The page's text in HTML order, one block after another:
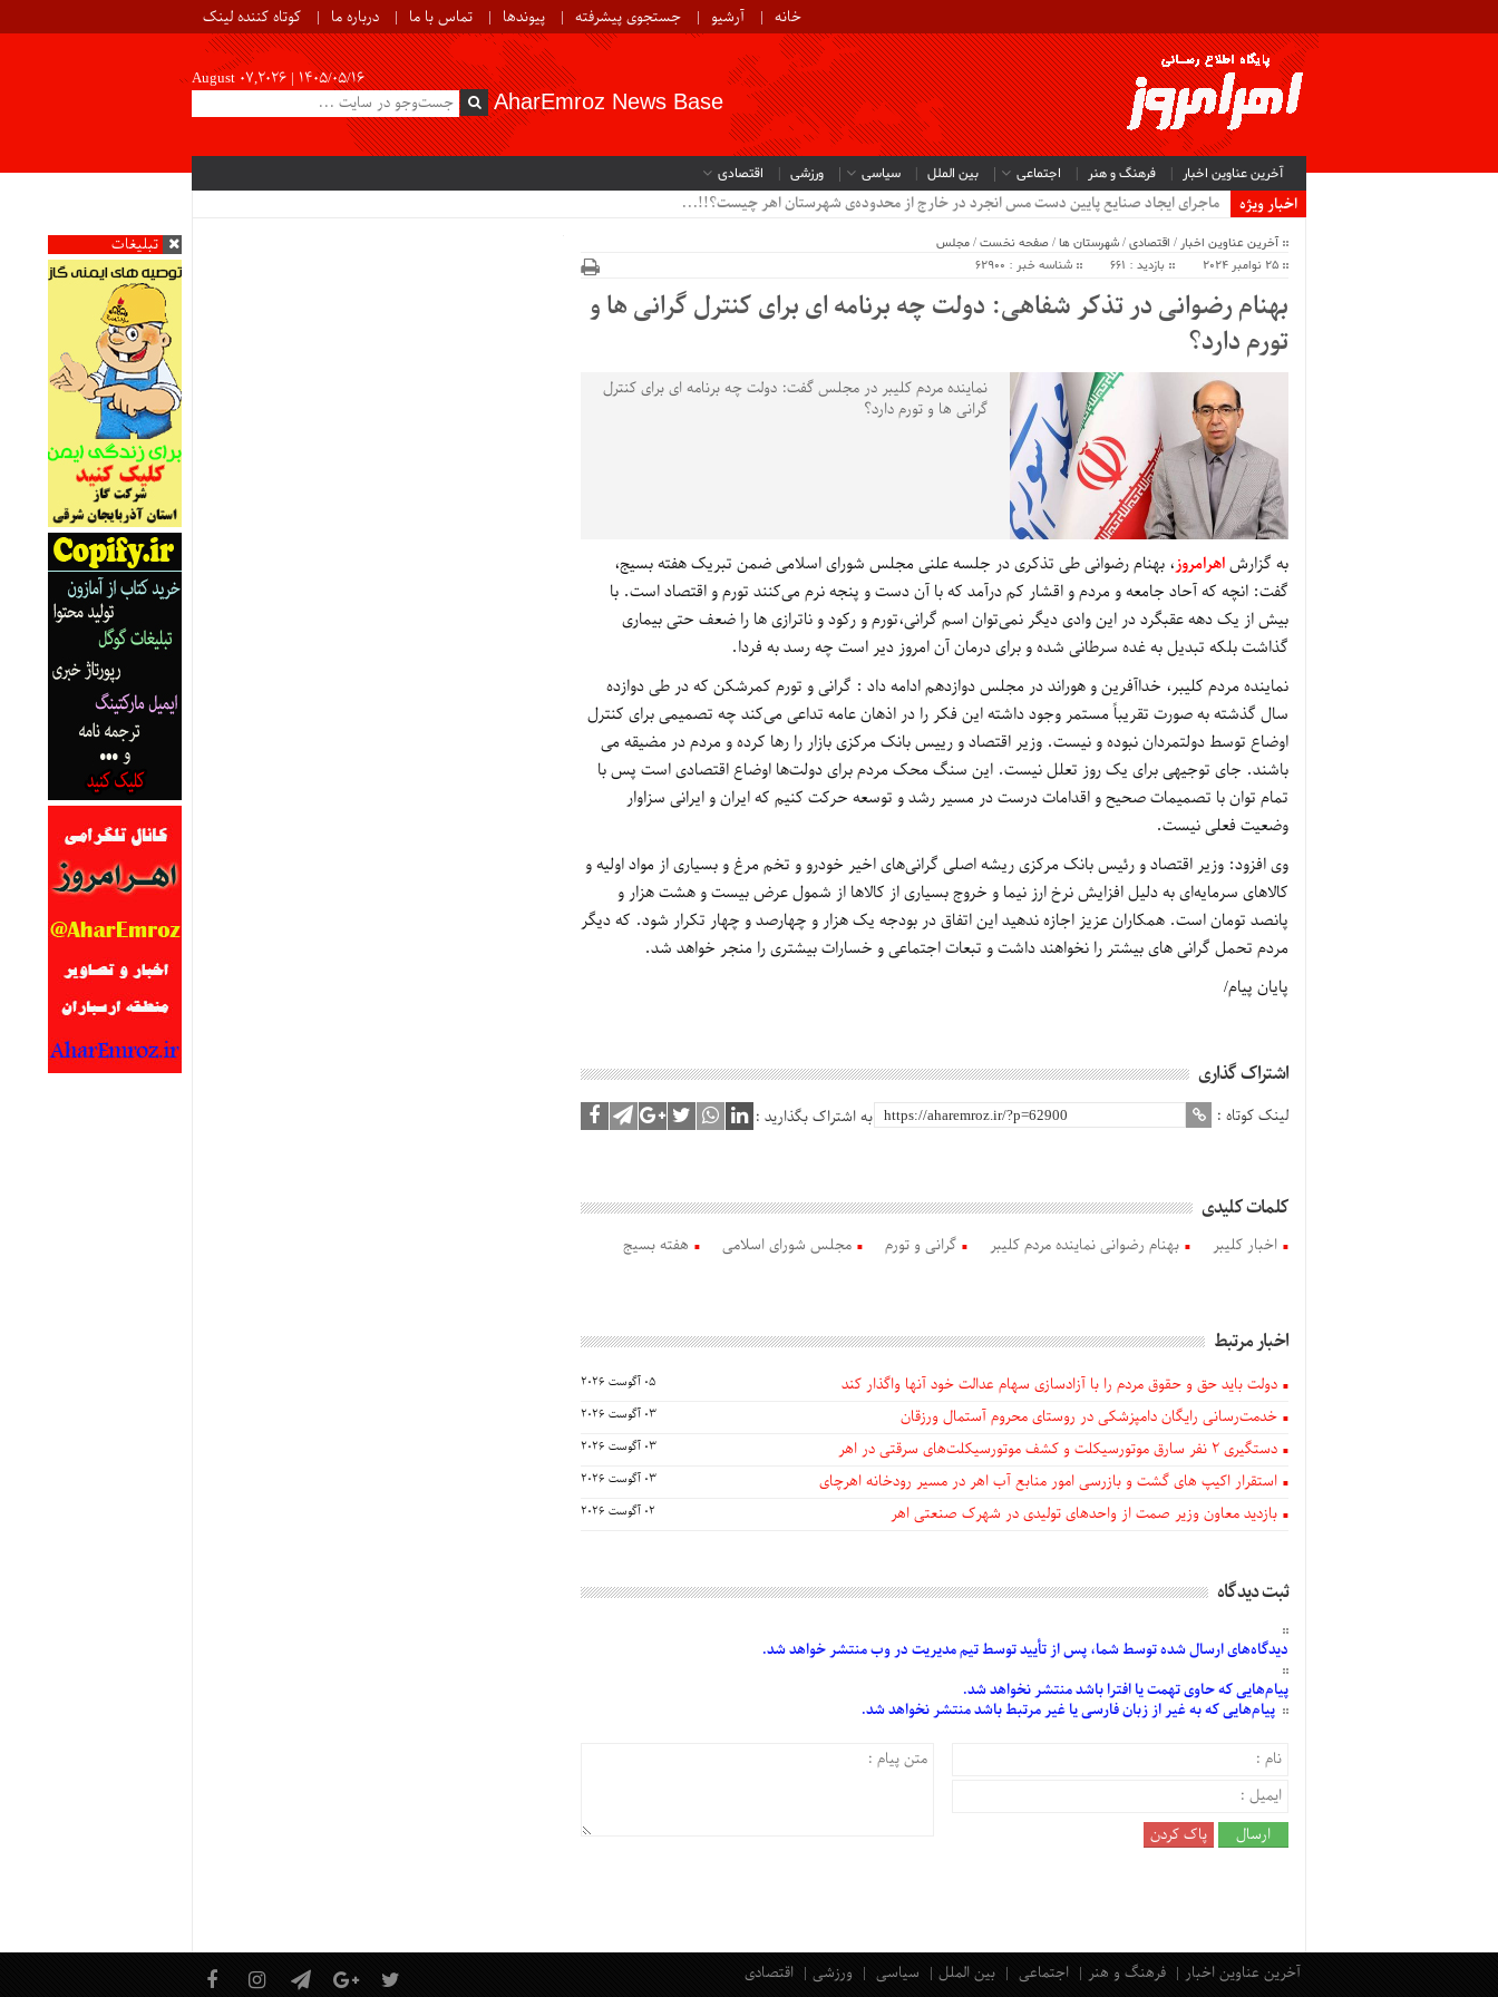
خانه آرشیو جستجوی پیشرفته پیوندها تماس با ما درباره ما کوتاه کننده لینک
August 07,2026 | ۱۴۰۵/۰۵/۱۶
AharEmroz News Base
آخرین عناوین اخبار فرهنگ و هنر اجتماعی بین الملل سیاسی ورزشی اقتصادی
اخبار ویژه
ماجرای ایجاد صنایع پایین دست مس انجرد در خارج از محدوده‌ی شهرستان اهر چیست؟!!...
تبلیغات
آخرین عناوین اخبار / اقتصادی/شهرستان ها/صفحه نخست/مجلس
25 نوامبر 2024
بازدید : 661 شناسه خبر : 62900
بهنام رضوانی در تذکر شفاهی: دولت چه برنامه ای برای کنترل گرانی ها و
تورم دارد؟
نماینده مردم کلیبر در مجلس گفت: دولت چه برنامه ای برای کنترل
گرانی ها و تورم دارد؟
به گزارشاهرامروز، بهنام رضوانی طی تذکری در جلسه علنی مجلس شورای اسلامی ضمن تبریک هفته بسیج،
گفت: انچه که آحاد جامعه و مردم و اقشار کم درآمد که با آن دست و پنجه نرم می‌کنند تورم و اقتصاد است. با
بیش از یک دهه عقبگرد در این وادی دیگر نمی‌توان اسم گرانی،تورم و رکود و ناترازی ها را ضعف حتی بیماری
گذاشت بلکه تبدیل به غده سرطانی شده و برای درمان آن امروز دیر است چه رسد به فردا.
نماینده مردم کلیبر، خداآفرین و هوراند در مجلس دوازدهم ادامه داد : گرانی و تورم کمرشکن که در طی دوازده
سال گذشته به صورت تقریباً مستمر وجود داشته این فکر را در اذهان عامه تداعی می‌کند چه تصمیمی برای کنترل
اوضاع توسط دولتمردان نبوده و نیست. وزیر اقتصاد و رییس بانک مرکزی بازار را رها کرده و مردم در مضیقه می
باشند. جای توجیهی برای یک روز تعلل نیست. این سنگ محک مردم برای دولت‌ها اوضاع اقتصادی است پس با
تمام توان با تصمیمات صحیح و اقدامات درست در مسیر رشد و توسعه حرکت کنیم که ایران و ایرانی سزاوار
وضعیت فعلی نیست.
وی افزود: وزیر اقتصاد و رئیس بانک مرکزی ریشه اصلی گرانی‌های اخیر خودرو و تخم مرغ و بسیاری از مواد اولیه و
کالاهای سرمایه‌ای به دلیل افزایش نرخ ارز نیما و خروج بسیاری از کالاها از شمول عرض بیست و هشت هزار و
پانصد تومان است. همکاران عزیز اجازه ندهید این اتفاق در بودجه یک هزار و چهارصد و چهار تکرار شود. که دیگر
مردم تحمل گرانی های بیشتر را نخواهند داشت و تبعات اجتماعی و خسارات بیشتری را منجر خواهد شد.
پایان پیام/
اشتراک گذاری
لینک کوتاه : به اشتراک بگذارید :
کلمات کلیدی
اخبار کلیبر بهنام رضوانی نماینده مردم کلیبر گرانی و تورم مجلس شورای اسلامی هفته بسیج
اخبار مرتبط
دولت باید حق و حقوق مردم را با آزادسازی سهام عدالت خود آنها واگذار کند 05 آگوست 2026
خدمت‌رسانی رایگان دامپزشکی در روستای محروم آستمال ورزقان 03 آگوست 2026
دستگيری ۲ نفر سارق موتورسیکلت و کشف موتورسیکلت‌های سرقتی در اهر 03 آگوست 2026
استقرار اکیپ های گشت و بازرسی امور منابع آب اهر در مسیر رودخانه اهرچای 03 آگوست 2026
بازدید معاون وزیر صمت از واحدهای تولیدی در شهرک صنعتی اهر 02 آگوست 2026
ثبت دیدگاه
دیدگاه‌هایارسالشدهتوسط شما، پس از تأییدتوسط تیم مدیریت در وب منتشر خواهد شد.
پیام‌هاییکه حاوی تهمت یا افترا باشد منتشر نخواهد شد.
پیام‌هاییکه به غیر از زبان فارسی یا غیر مرتبط باشد منتشر نخواهد شد.
آخرین عناوین اخبار فرهنگ و هنر اجتماعی بین الملل سیاسی ورزشی اقتصادی